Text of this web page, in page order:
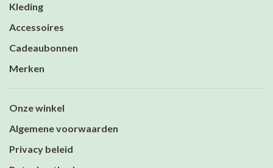
Kleding
Accessoires
Cadeaubonnen
Merken
Onze winkel
Algemene voorwaarden
Privacy beleid